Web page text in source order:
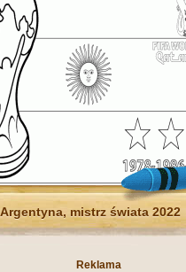
Argentyna, mistrz świata 2022
Reklama